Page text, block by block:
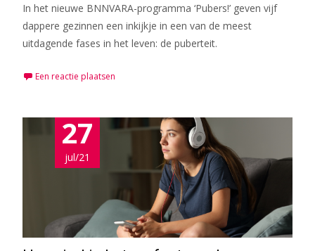
In het nieuwe BNNVARA-programma ‘Pubers!’ geven vijf
dappere gezinnen een inkijkje in een van de meest
uitdagende fases in het leven: de puberteit.
Een reactie plaatsen
27
jul/21